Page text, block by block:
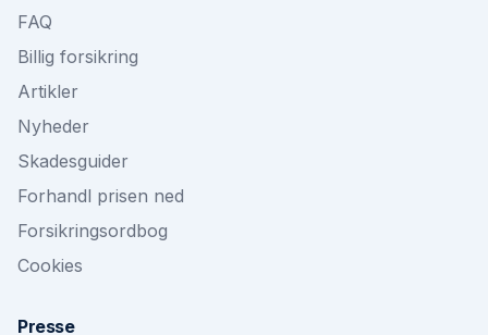
FAQ
Billig forsikring
Artikler
Nyheder
Skadesguider
Forhandl prisen ned
Forsikringsordbog
Cookies
Presse